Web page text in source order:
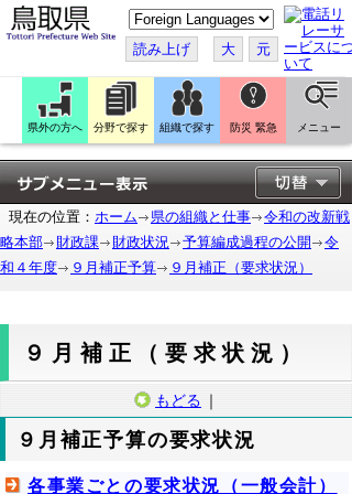
こ
の
ペ
ー
ジ
翻
訳
す
る
読み上げ 大 元
県外の方へ 分野で探す 組織で探す 防災 緊急 メニュー
現在の位置： ホーム 県の組織と仕事
令和の改新戦
略本部
財政課 財政状況 予算編成過程の公開
令
和４年度
９月補正予算 ９月補正（要求状況）
９月補正（要求状況）
もどる ｜
９月補正予算の要求状況
各事業ごとの要求状況（一般会計）